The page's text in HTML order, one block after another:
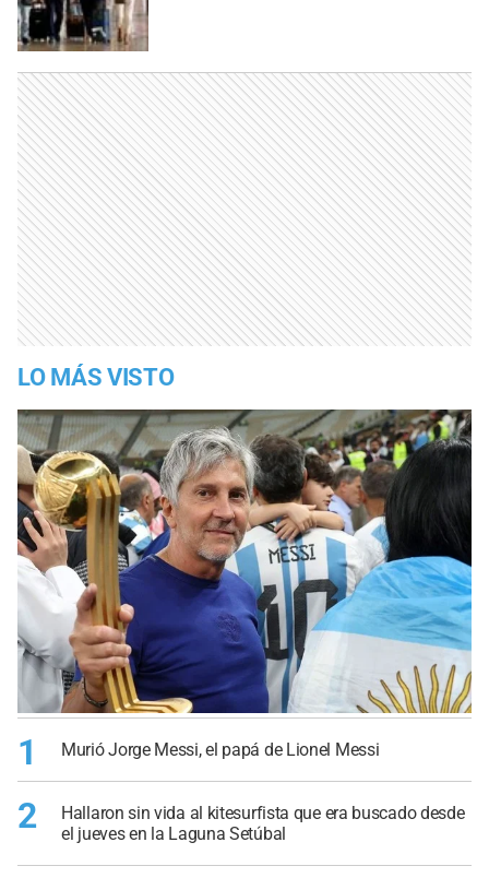
LO MÁS VISTO
1 Murió Jorge Messi, el papá de Lionel Messi
2
Hallaron sin vida al kitesurfista que era buscado desde
el jueves en la Laguna Setúbal